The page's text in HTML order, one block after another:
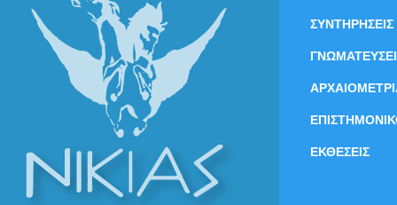
ΣΥΝΤΗΡΗΣΕΙΣ
ΕΚΘΕΣΕΙΣ